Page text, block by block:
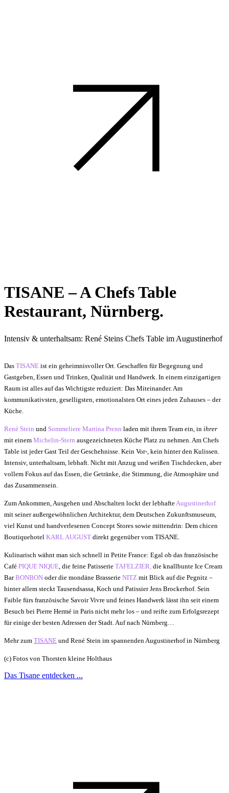
TISANE – A Chefs Table
Restaurant, Nürnberg.
Intensiv & unterhaltsam: René Steins Chefs Table im Augustinerhof
Das TISANE ist ein geheimnisvoller Ort. Geschaffen für Begegnung und
Gastgeben, Essen und Trinken, Qualität und Handwerk. In einem einzigartigen
Raum ist alles auf das Wichtigste reduziert: Das Miteinander. Am
kommunikativsten, geselligsten, emotionalsten Ort eines jeden Zuhauses – der
Küche.
René Stein und Sommeliere Martina Prenn laden mit ihrem Team ein, in ihrer
mit einem Michelin-Stern ausgezeichneten Küche Platz zu nehmen. Am Chefs
Table ist jeder Gast Teil der Geschehnisse. Kein Vor-, kein hinter den Kulissen.
Intensiv, unterhaltsam, lebhaft. Nicht mit Anzug und weißen Tischdecken, aber
vollem Fokus auf das Essen, die Getränke, die Stimmung, die Atmosphäre und
das Zusammensein.
Zum Ankommen, Ausgehen und Abschalten lockt der lebhafteAugustinerhof
mit seiner außergewöhnlichen Architektur, dem Deutschen Zukunftsmuseum,
viel Kunst und handverlesenen Concept Stores sowie mittendrin: Dem chicen
Boutiquehotel KARL AUGUST direkt gegenüber vom TISANE.
Kulinarisch wähnt man sich schnell in Petite France: Egal ob das französische
Café PIQUE NIQUE, die feine Patisserie TAFELZIER, die knallbunte Ice Cream
BarBONBON oder die mondäne Brasserie NITZ mit Blick auf die Pegnitz –
hinter allem steckt Tausendsassa, Koch und Patissier Jens Brockerhof. Sein
Faible fürs französische Savoir Vivre und feines Handwerk lässt ihn seit einem
Besuch bei Pierre Hermé in Paris nicht mehr los – und reifte zum Erfolgsrezept
für einige der besten Adressen der Stadt. Auf nach Nürnberg…
Mehr zum TISANE und René Stein im spannenden Augustinerhof in Nürnberg
(c) Fotos von Thorsten kleine Holthaus
Das Tisane entdecken ...